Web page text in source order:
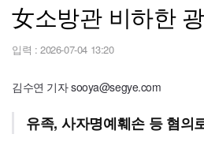
女소방관 비하한
입력 : 2026-07-04 13:20
김수연 기자 sooya@segye.com
유족, 사자명예훼손 등 혐의